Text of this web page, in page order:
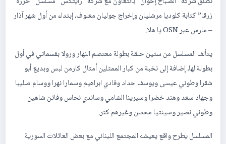
زرقا” كتابة كلوديا مرشليان وإخراج جوليان معلوف، إبتداء من أول شهر آذار
– مارس عبر OSN يا هلا.
يتألف المسلسل من ستين حلقة بطولة معتصم النهار ورولا بقسماتي في أول
بطولة لها، إضافة إلى نخبة من كبار الممثلين أمثال كارمن لبس وبديع أبو
شقرا وطوني عيسى ويوسف حداد وفادي ابراهيم وسمارا نهرا ووسام صليبا
وجهاد سعد وهند خضرا وسيرينا الشامي وساندي نحاس وفاتن شاهين
وطوني نصير وسينتيا محسن وغيرهم كثر.
المسلسل يطرح واقع يعيشه المجتمع اللبناني مع بعض العائلات السورية